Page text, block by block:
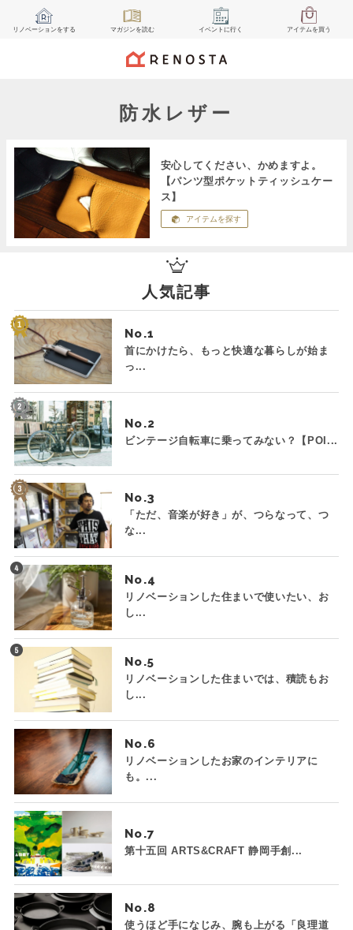
リノベーションをする マガジンを読む イベント に行く アイテムを買う
防水レザー
安心してください、かめますよ。
【パンツ型ポケットティッシュケー
ス】
アイテムを探す
人気記事
No.
首にかけたら、もっと快適な暮らしが始ま
っ...
No.
ビンテージ自転車に乗ってみない？【POI...
No.
「ただ、音楽が好き」が、つらなって、つ
な...
No.
リノベーションした住まいで使いたい、お
し...
No.
リノベーションした住まいでは、積読もお
し...
No.
リノベーションしたお家のインテリアに
も。...
No.
第十五回 ARTS&CRAFT 静岡手創...
No.
使うほど手になじみ、腕も上がる「良理道